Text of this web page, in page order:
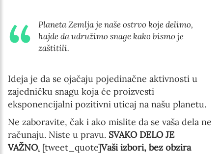
Planeta Zemlja je naše ostrvo koje delimo,
hajde da udružimo snage kako bismo je
zaštitili.
Ideja je da se ojačaju pojedinačne aktivnosti u
zajedničku snagu koja će proizvesti
eksponencijalni pozitivni uticaj na našu planetu.
Ne zaboravite, čak i ako mislite da se vaša dela ne
računaju. Niste u pravu. SVAKO DELO JE
VAŽNO. [tweet_quote]Vaši izbori, bez obzira
I agree with Privacy Policy